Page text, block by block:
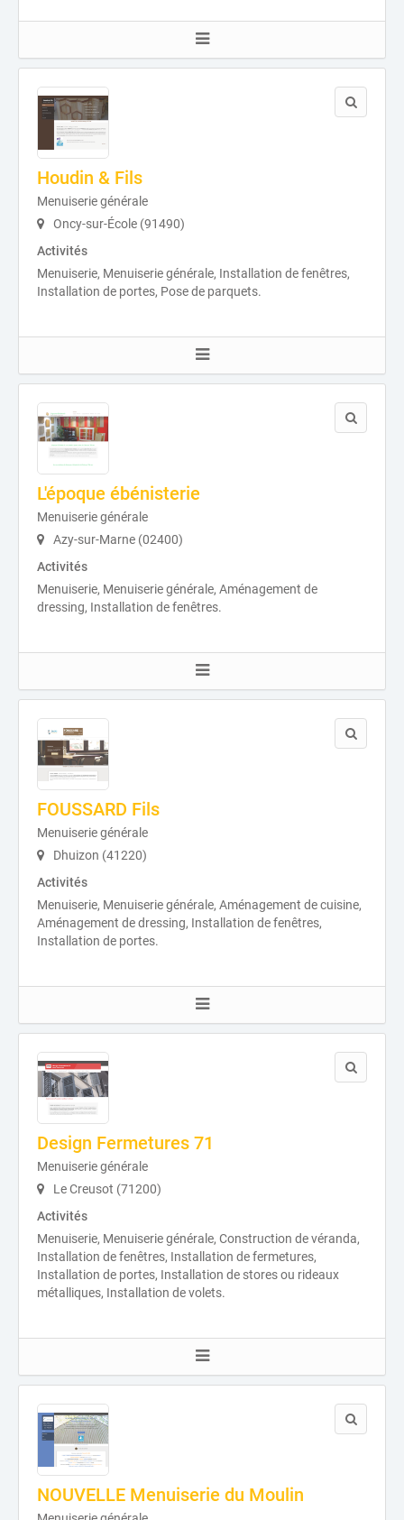
Houdin & Fils
Menuiserie générale
Oncy-sur-École (91490)
Activités
Menuiserie, Menuiserie générale, Installation de fenêtres,
Installation de portes, Pose de parquets.
L'époque ébénisterie
Menuiserie générale
Azy-sur-Marne (02400)
Activités
Menuiserie, Menuiserie générale, Aménagement de
dressing, Installation de fenêtres.
FOUSSARD Fils
Menuiserie générale
Dhuizon (41220)
Activités
Menuiserie, Menuiserie générale, Aménagement de cuisine,
Aménagement de dressing, Installation de fenêtres,
Installation de portes.
Design Fermetures 71
Menuiserie générale
Le Creusot (71200)
Activités
Menuiserie, Menuiserie générale, Construction de véranda,
Installation de fenêtres, Installation de fermetures,
Installation de portes, Installation de stores ou rideaux
métalliques, Installation de volets.
NOUVELLE Menuiserie du Moulin